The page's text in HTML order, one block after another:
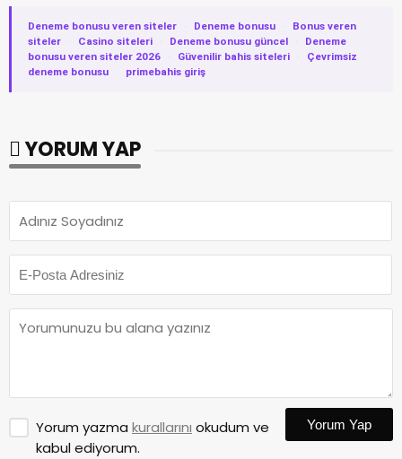
Deneme bonusu veren siteler · Deneme bonusu ·
Bonus veren
siteler
· Casino siteleri · Deneme bonusu güncel ·
Deneme
bonusu veren siteler 2026
· Güvenilir bahis siteleri ·
Çevrimsiz
deneme bonusu
· primebahis giriş
YORUM YAP
Yorum yazma kurallarını okudum ve
kabul ediyorum.
Yorum Yap